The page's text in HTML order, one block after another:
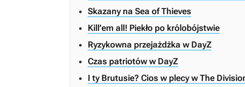
Skazany na Sea of Thieves
Kill’em all! Piekło po królobójstwie
Ryzykowna przejażdżka w DayZ
Czas patriotów w DayZ
I ty Brutusie? Cios w plecy w The